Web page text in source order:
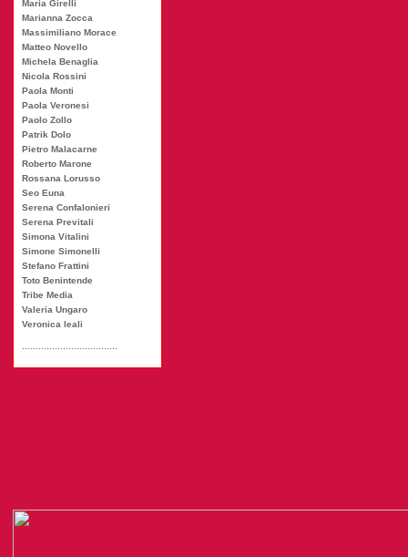
Maria Girelli
Marianna Zocca
Massimiliano Morace
Matteo Novello
Michela Benaglia
Nicola Rossini
Paola Monti
Paola Veronesi
Paolo Zollo
Patrik Dolo
Pietro Malacarne
Roberto Marone
Rossana Lorusso
Seo Euna
Serena Confalonieri
Serena Previtali
Simona Vitalini
Simone Simonelli
Stefano Frattini
Toto Benintende
Tribe Media
Valeria Ungaro
Veronica leali